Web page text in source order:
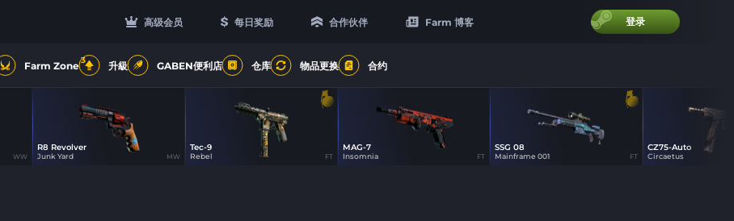
高级会员 每日奖励 合作伙伴 Farm 博客 登录
Farm Zone3 升級 GABEN便利店 仓库 物品更换 合约
WW
R8 Revolver
Junk Yard MW
Tec-9
Rebel FT
MAG-7
Insomnia FT
SSG 08
Mainframe 001 FT 19
CZ75-Auto
Circaetus